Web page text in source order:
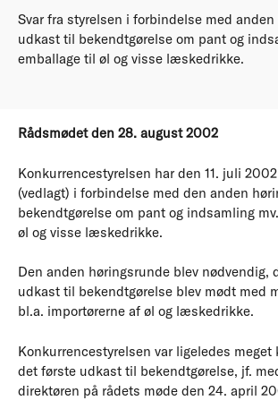
Svar fra styrelsen i forbindelse med anden
udkast til bekendtgørelse om pant og
emballage til øl og visse læskedrikke.
Rådsmødet den 28. august 2002
Konkurrencestyrelsen har den 11. juli
(vedlagt) i forbindelse med den anden
bekendtgørelse om pant og indsamling
øl og visse læskedrikke.
Den anden høringsrunde blev nødvendig,
udkast til bekendtgørelse blev mødt med
bl.a. importørerne af øl og læskedrikke.
Konkurrencestyrelsen var ligeledes meget
det første udkast til bekendtgørelse, jf.
direktøren på rådets møde den 24. april